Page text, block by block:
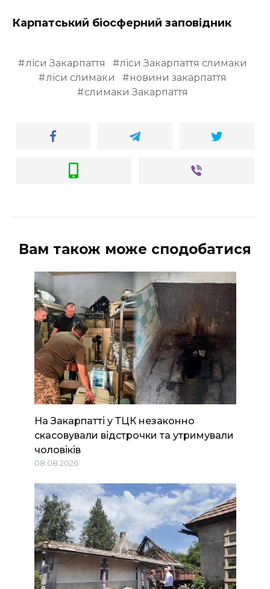
Карпатський біосферний заповідник
ліси Закарпаття
ліси Закарпаття слимаки
ліси слимаки
новини закарпаття
слимаки Закарпаття
Вам також може сподобатися
На Закарпатті у ТЦК незаконно
скасовували відстрочки та утримували
чоловіків
08.08.2026